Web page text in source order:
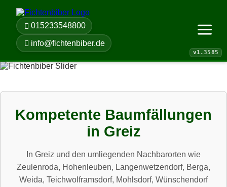
015233548800
info@fichtenbiber.de
Kompetente Baumfällungen
in Greiz
In Greiz und den umliegenden Nachbarorten wie
Zeulenroda, Hohenleuben, Langenwetzendorf, Berga,
Weida, Teichwolframsdorf, Mohlsdorf, Wünschendorf